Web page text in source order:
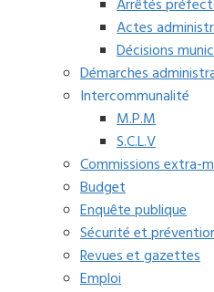
Arrêtés
Actes
Décisions
Démarches
Intercommunalité
M.P.M
S.C.L.V
Commissions extra-
Budget
Enquête publique
Sécurité et
Revues et gazettes
Emploi